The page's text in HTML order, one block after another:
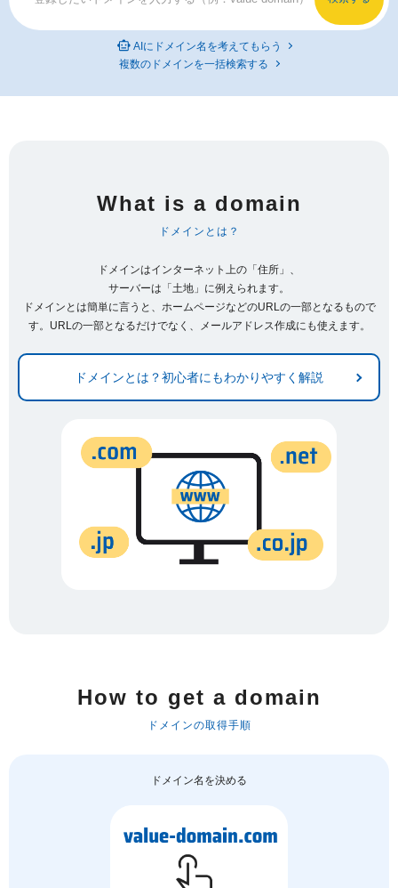
AIにドメイン名を考えてもらう
複数のドメインを一括検索する
What is a domain
ドメインとは？
ドメインはインターネット上の「住所」、
サーバーは「土地」に例えられます。
ドメインとは簡単に言うと、ホームページなどのURLの一部となるもので
す。URLの一部となるだけでなく、メールアドレス作成にも使えます。
ドメインとは？初心者にもわかりやすく解説
How to get a domain
ドメインの取得手順
ドメイン名を決める